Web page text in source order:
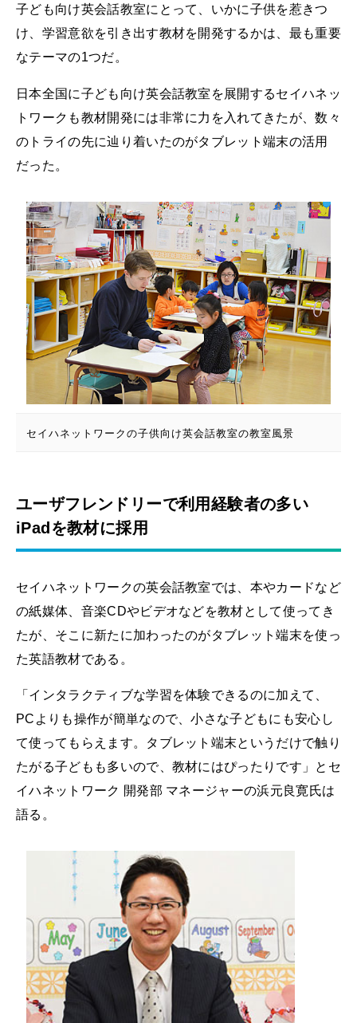
子ども向け英会話教室にとって、いかに子供を惹きつ
け、学習意欲を引き出す教材を開発するかは、最も重要
なテーマの1つだ。
日本全国に子ども向け英会話教室を展開するセイハネッ
トワークも教材開発には非常に力を入れてきたが、数々
のトライの先に辿り着いたのがタブレット端末の活用
だった。
セイハネットワークの子供向け英会話教室の教室風景
ユーザフレンドリーで利用経験者の多い
iPadを教材に採用
セイハネットワークの英会話教室では、本やカードなど
の紙媒体、音楽CDやビデオなどを教材として使ってき
たが、そこに新たに加わったのがタブレット端末を使っ
た英語教材である。
「インタラクティブな学習を体験できるのに加えて、
PCよりも操作が簡単なので、小さな子どもにも安心し
て使ってもらえます。タブレット端末というだけで触り
たがる子どもも多いので、教材にはぴったりです」とセ
イハネットワーク 開発部 マネージャーの浜元良寛氏は
語る。